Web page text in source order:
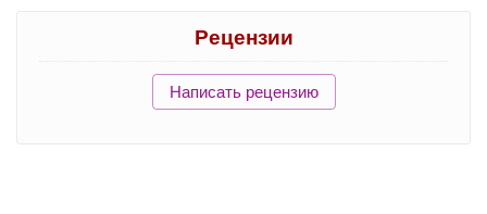
Рецензии
Написать рецензию